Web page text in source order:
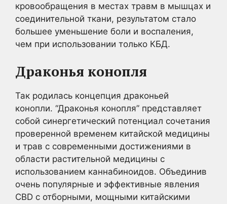
кровообращения в местах травм в мышцах и
соединительной ткани, результатом стало
большее уменьшение боли и воспаления,
чем при использовании только КБД.
Драконья конопля
Так родилась концепция драконьей
конопли. “Драконья конопля” представляет
собой синергетический потенциал сочетания
проверенной временем китайской медицины
и трав с современными достижениями в
области растительной медицины с
использованием каннабиноидов. Объединив
очень популярные и эффективные явления
CBD с отборными, мощными китайскими